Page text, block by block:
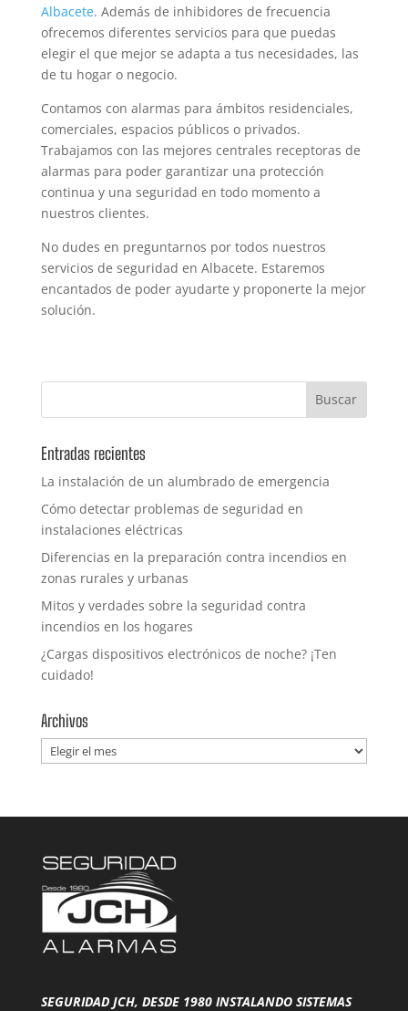
Albacete. Además de inhibidores de frecuencia
ofrecemos diferentes servicios para que puedas
elegir el que mejor se adapta a tus necesidades, las
de tu hogar o negocio.
Contamos con alarmas para ámbitos residenciales,
comerciales, espacios públicos o privados.
Trabajamos con las mejores centrales receptoras de
alarmas para poder garantizar una protección
continua y una seguridad en todo momento a
nuestros clientes.
No dudes en preguntarnos por todos nuestros
servicios de seguridad en Albacete. Estaremos
encantados de poder ayudarte y proponerte la mejor
solución.
Entradas recientes
La instalación de un alumbrado de emergencia
Cómo detectar problemas de seguridad en
instalaciones eléctricas
Diferencias en la preparación contra incendios en
zonas rurales y urbanas
Mitos y verdades sobre la seguridad contra
incendios en los hogares
¿Cargas dispositivos electrónicos de noche? ¡Ten
cuidado!
Archivos
Archivos
SEGURIDAD JCH, DESDE 1980 INSTALANDO SISTEMAS